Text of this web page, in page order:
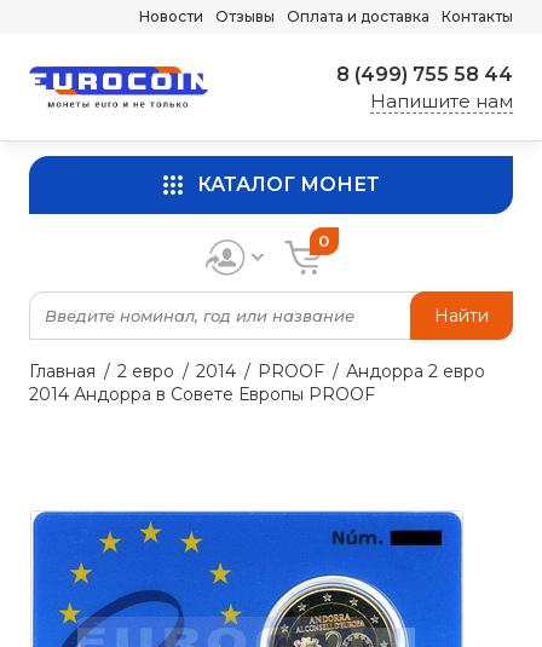
Новости Отзывы Оплата и доставка Контакты
8 (499) 755 58 44
Напишите нам
КАТАЛОГ МОНЕТ
Найти
0
Главная 2 евро 2014 PROOF
Андорра 2 евро
2014 Андорра в Совете Европы PROOF